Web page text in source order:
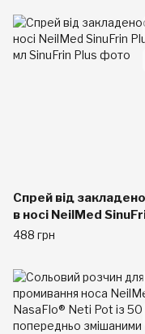
Спрей від
в носі NeilMed
Plus 15 мл
488 грн